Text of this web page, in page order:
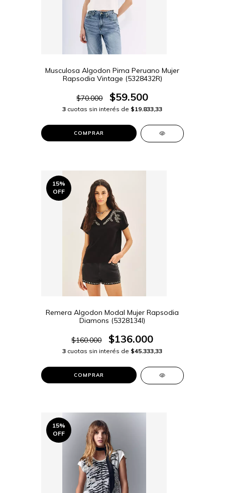
Musculosa Algodon Pima Peruano Mujer
Rapsodia Vintage (5328432R)
$70.000 $59.500
3 cuotas sin interés de $19.833,33
COMPRAR
15%
OFF
Remera Algodon Modal Mujer Rapsodia
Diamons (5328134I)
$160.000 $136.000
3 cuotas sin interés de $45.333,33
COMPRAR
15%
OFF